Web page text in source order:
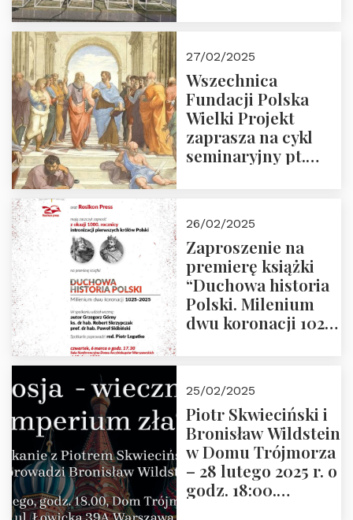
27/02/2025
Wszechnica
Fundacji Polska
Wielki Projekt
zaprasza na cykl
seminaryjny pt.
26/02/2025
Zaproszenie na
premierę książki
“Duchowa historia
Polski. Milenium
dwu koronacji 1025-
2025 r. godz. 17:30,
DAW ul. Miodowa
17/19
25/02/2025
Piotr Skwieciński i
Bronisław Wildstein
w Domu Trójmorza
– 28 lutego 2025 r. o
godz. 18:00.